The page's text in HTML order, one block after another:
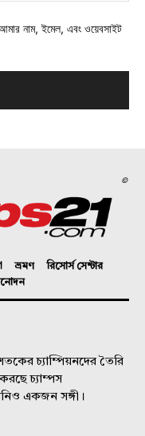
নাম, ইমেল, এবং ওয়েবসাইট
©
ভ্রমণ
রিসোর্স সেন্টার
চ্যাম্পিয়নদের তৈরি
চ্যাম্পস
একজন সঙ্গী।